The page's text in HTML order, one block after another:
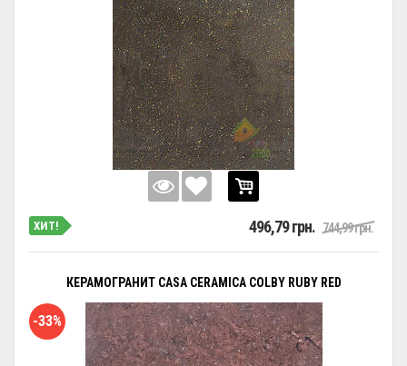
ХИТ! 496,79 грн. 744,99 грн.
КЕРАМОГРАНИТ CASA CERAMICA COLBY RUBY RED
-33%